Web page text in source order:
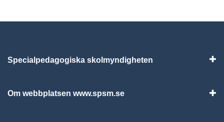
Specialpedagogiska skolmyndigheten
Om webbplatsen www.spsm.se